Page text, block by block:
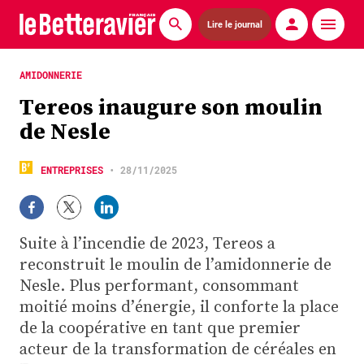
Lire le journal
Actualités
Économie
Agronomie
La technique ITB
Pommes de terre
Guides pratiques
Chasse
AMIDONNERIE
Tereos inaugure son moulin
de Nesle
ENTREPRISES • 28/11/2025
Suite à l’incendie de 2023, Tereos a
reconstruit le moulin de l’amidonnerie de
Nesle. Plus performant, consommant
moitié moins d’énergie, il conforte la place
de la coopérative en tant que premier
acteur de la transformation de céréales en